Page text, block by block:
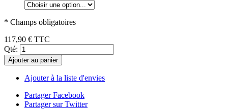
* Champs obligatoires
117,90 € TTC
Qté:
Ajouter au panier
Ajouter à la liste d'envies
Partager Facebook
Partager sur Twitter